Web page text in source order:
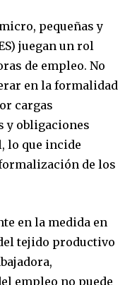
pequeñas y
juegan un rol
de empleo. No
en la formalidad
cargas
y obligaciones
lo que incide
de los
en la medida en
tejido productivo
empleo no puede